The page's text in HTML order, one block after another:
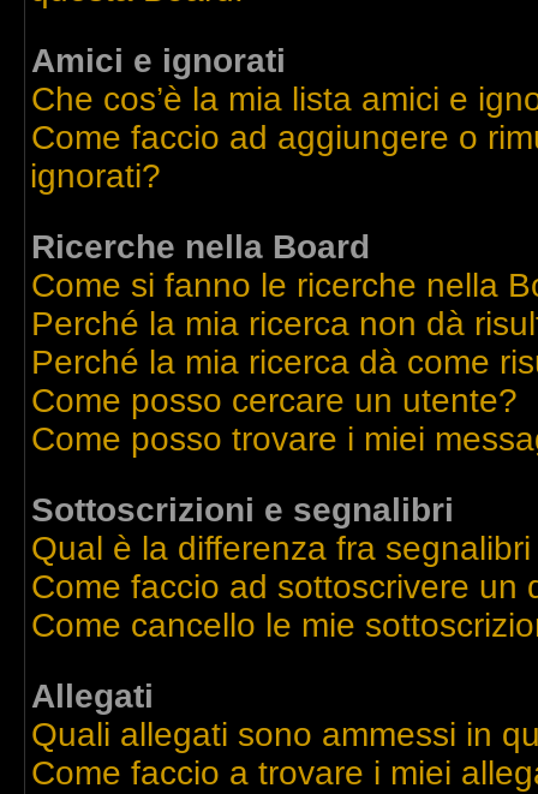
Amici e ignorati
Che cos’è la mia lista amici e
Come faccio ad aggiungere o
ignorati?
Ricerche nella Board
Come si fanno le ricerche nella
Perché la mia ricerca non dà
Perché la mia ricerca dà come
Come posso cercare un utente?
Come posso trovare i miei
Sottoscrizioni e segnalibri
Qual è la differenza fra
Come faccio ad sottoscrivere un
Come cancello le mie
Allegati
Quali allegati sono ammessi in
Come faccio a trovare i miei